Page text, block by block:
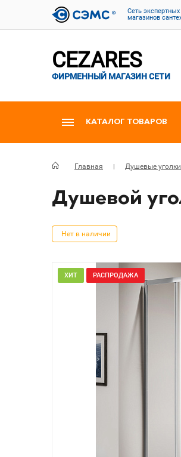
Cеть экспертных
магазинов
CEZARES
ФИРМЕННЫЙ МАГАЗИН СЕТИ
КАТАЛОГ ТОВАРОВ
Главная Душевые уголки
Душевой
Нет в наличии
ХИТ РАСПРОДАЖА